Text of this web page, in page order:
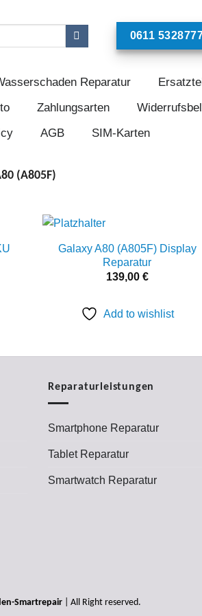
0611
Reparatur
Zahlungsarten
AGB SIM-Karten
(A805F)
to
Add to
Galaxy A80 (A805F) Display
Reparatur
139,00 €
Add to wishlist
Reparaturleistungen
Smartphone Reparatur
Tablet Reparatur
Smartwatch Reparatur
Smartrepair | All Right reserved.